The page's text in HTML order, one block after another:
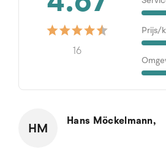
16
Prijs/
HM Hans Möckelmann,